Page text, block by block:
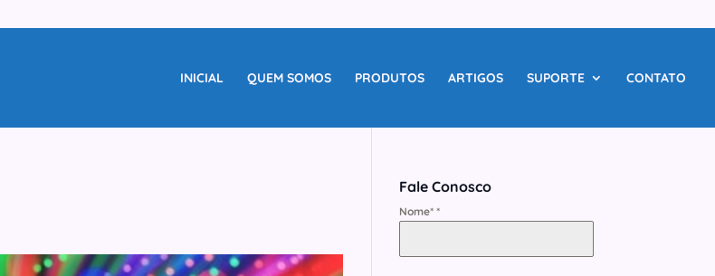
INICIAL QUEM SOMOS PRODUTOS ARTIGOS SUPORTE CONTATO
Fale Conosco
Nome* *